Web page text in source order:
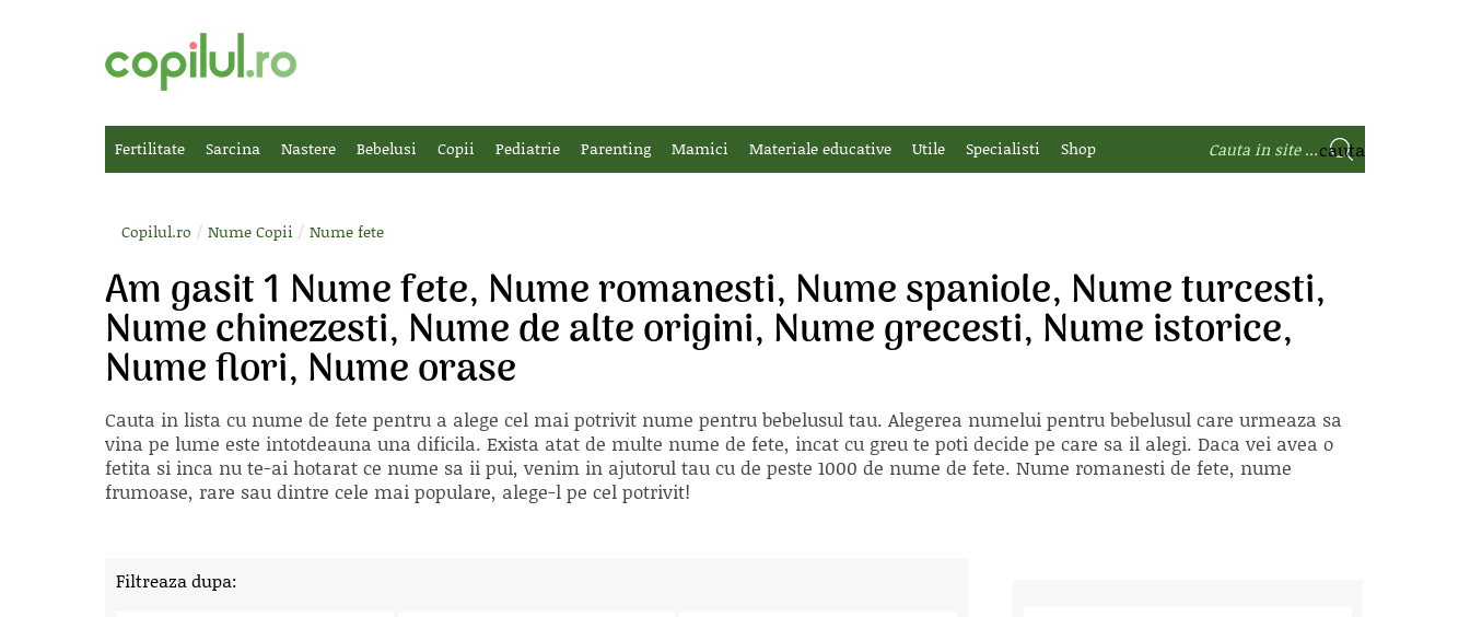
Fertilitate Sarcina Nastere Bebelusi Copii Pediatrie Parenting Mamici Materiale educative Utile Specialisti Shop
Copilul.ro / Nume Copii / Nume fete
Am gasit 1 Nume fete, Nume romanesti, Nume spaniole, Nume turcesti,
Nume chinezesti, Nume de alte origini, Nume grecesti, Nume istorice,
Nume flori, Nume orase
Cauta in lista cu nume de fete pentru a alege cel mai potrivit nume pentru bebelusul tau. Alegerea numelui pentru bebelusul care urmeaza sa
vina pe lume este intotdeauna una dificila. Exista atat de multe nume de fete, incat cu greu te poti decide pe care sa il alegi. Daca vei avea o
fetita si inca nu te-ai hotarat ce nume sa ii pui, venim in ajutorul tau cu de peste 1000 de nume de fete. Nume romanesti de fete, nume
frumoase, rare sau dintre cele mai populare, alege-l pe cel potrivit!
Filtreaza dupa: